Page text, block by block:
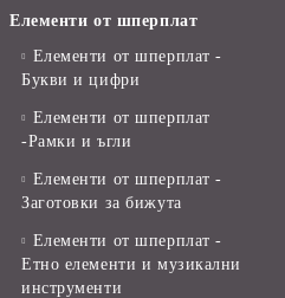
Елементи от шперплат
Елементи от шперплат -
Букви и цифри
Елементи от шперплат
-Рамки и ъгли
Елементи от шперплат -
Заготовки за бижута
Елементи от шперплат -
Етно елементи и музикални
инструменти